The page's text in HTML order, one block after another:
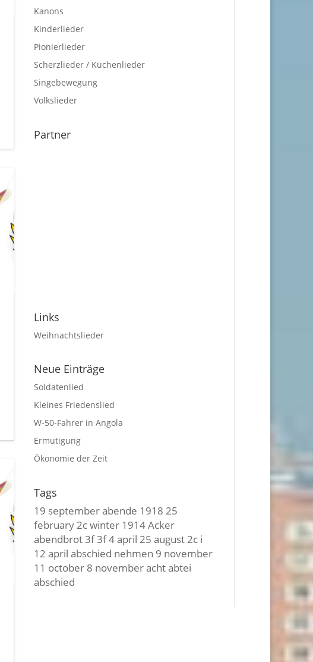
Kanons
Kinderlieder
Pionierlieder
Scherzlieder / Küchenlieder
Singebewegung
Volkslieder
Partner
Links
Weihnachtslieder
Neue Einträge
Soldatenlied
Kleines Friedenslied
W-50-Fahrer in Angola
Ermutigung
Ökonomie der Zeit
Tags
19 septemberabende 1918 25
february2c winter 1914Acker
abendbrot3f 3f4 april 25 august2c i
12 april abschied nehmen 9 november
11 october 8 novemberachtabtei
abschied